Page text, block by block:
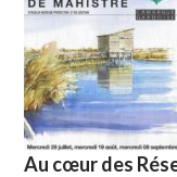
Au cœur des